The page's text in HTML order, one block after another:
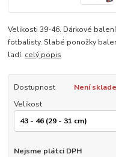
Velikosti 39-46. Dárkové
fotbalisty. Slabé ponožky
ladí. celý popis
Dostupnost
Není
Velikost
Nejsme plátci DPH